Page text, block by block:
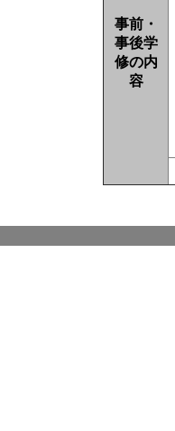
事前・
事後学
修の内
容